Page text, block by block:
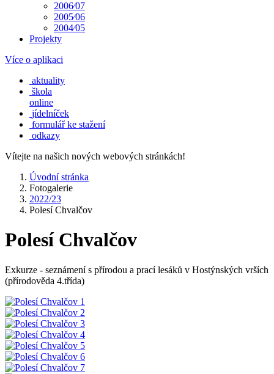
2006⁄07
2005⁄06
2004⁄05
Projekty
Více o aplikaci
aktuality
škola
online
jídelníček
formulář ke stažení
odkazy
Vítejte na našich nových webových stránkách!
Úvodní stránka
Fotogalerie
2022/23
Polesí Chvalčov
Polesí Chvalčov
Exkurze - seznámení s přírodou a prací lesáků v Hostýnských vrších
(přírodověda 4.třída)